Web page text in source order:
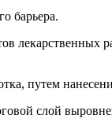
барьера.
путем
слой